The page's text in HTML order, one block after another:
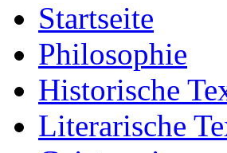
Startseite
Philosophie
Historische
Literarische